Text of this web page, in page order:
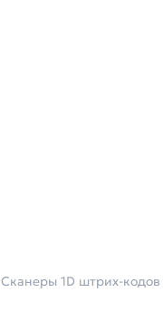
Сканеры 1D штрих-кодов